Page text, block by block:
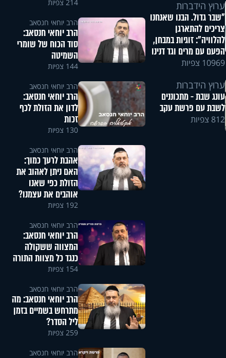
ערוץ הידברות
"שבר גדול. הבנו שאנחנו
צריכים להתארגן
להלוויה": זוגיות במבחן,
הפעם עם מרים וגד דנינו
10969 צפיות
ערוץ הידברות
עונג שבת - מתכוננים
לשבת עם פרשת עקב
812 צפיות
214 צפיות
הרב יוחאי חנסאב
הרב יוחאי חנסאב:
סוד הכוח של שומרי
השמיטה
144 צפיות
הרב יוחאי חנסאב
הרב יוחאי חנסאב:
לדון את הזולת לכף
זכות
130 צפיות
הרב יוחאי חנסאב
אהבת לרעך כמוך:
האם ניתן לאהוב את
הזולת כפי שאנו
אוהבים את עצמנו?
192 צפיות
הרב יוחאי חנסאב
הרב יוחאי חנסאב:
המצווה ששקולה
כנגד כל מצוות התורה
154 צפיות
הרב יוחאי חנסאב
הרב יוחאי חנסאב: מה
מתרחש בשמיים בזמן
ליל הסדר?
259 צפיות
הרב יוחאי חנסאב